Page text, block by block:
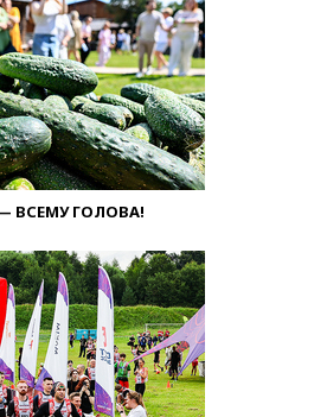
ВСЕМУ ГОЛОВА!